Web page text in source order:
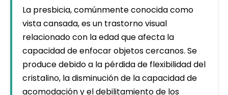
La presbicia, comúnmente conocida como
vista cansada, es un trastorno visual
relacionado con la edad que afecta la
capacidad de enfocar objetos cercanos. Se
produce debido a la pérdida de flexibilidad del
cristalino, la disminución de la capacidad de
acomodación y el debilitamiento de los